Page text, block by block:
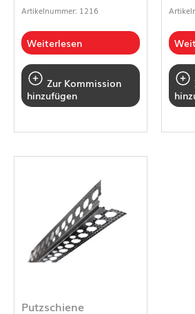
Artikelnummer: 1216
Weiterlesen
Zur Kommission
hinzufügen
Putzschiene